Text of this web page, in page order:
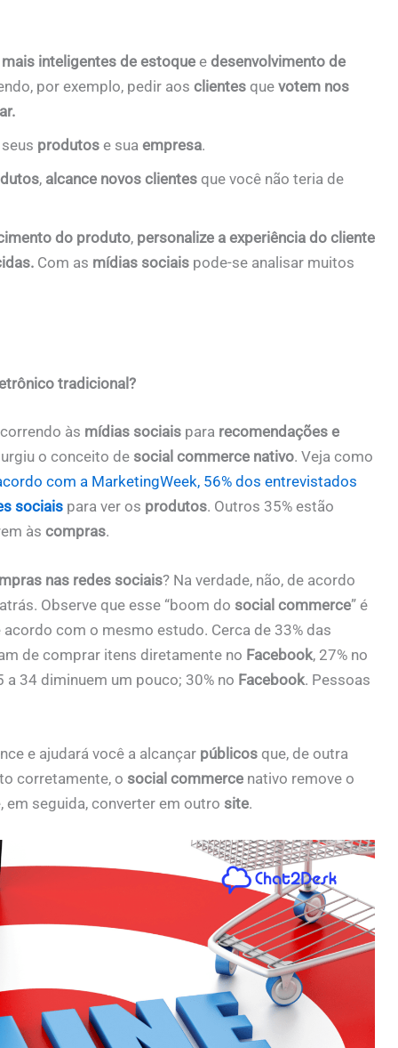
inteligentes de estoque e desenvolvimento de
por exemplo, pedir aos clientes que votem nos
produtos e sua empresa.
, alcance novos clientesque você não teria de
do produto, personalize a experiência do cliente
Com as mídias sociaispode-se analisar muitos
tradicional?
às mídias sociaispara recomendações e
o conceito de social commerce nativo. Veja como
com a MarketingWeek, 56% dos entrevistados
sociaispara ver os produtos. Outros 35% estão
às compras.
nas redes sociais? Na verdade, não, de acordo
Observe que esse “boom do social commerce” é
acordo com o mesmo estudo. Cerca de 33% das
de comprar itens diretamente no Facebook, 27% no
a 34 diminuem um pouco; 30% no Facebook. Pessoas
e ajudará você a alcançar públicos que, de outra
corretamente, o social commercenativo remove o
em seguida, converter em outro site.